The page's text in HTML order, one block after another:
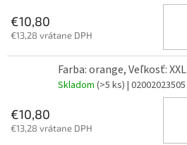
€10,80
€13,28 vrátane DPH
Farba: orange, Veľkosť: XXL
Skladom (>5 ks) | 02002023505
€10,80
€13,28 vrátane DPH